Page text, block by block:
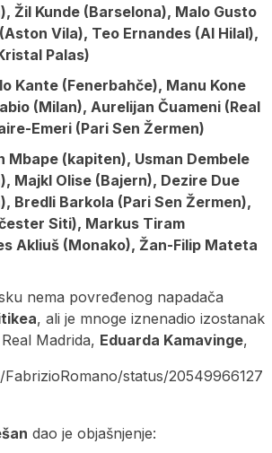
Žil Kunde (Barselona), Malo Gusto
Vila), Teo Ernandes (Al Hilal),
Palas)
Kante (Fenerbahče), Manu Kone
(Milan), Aurelijan Čuameni (Real
Emeri (Pari Sen Žermen)
Mbape (kapiten), Usman Dembele
Majkl Olise (Bajern), Dezire Due
Bredli Barkola (Pari Sen Žermen),
Siti), Markus Tiram
Akliuš (Monako), Žan-Filip Mateta
nema povređenog napadača
, ali je mnoge iznenadio izostanak
Madrida, Eduarda Kamavinge,
status/20549966127
dao je objašnjenje: